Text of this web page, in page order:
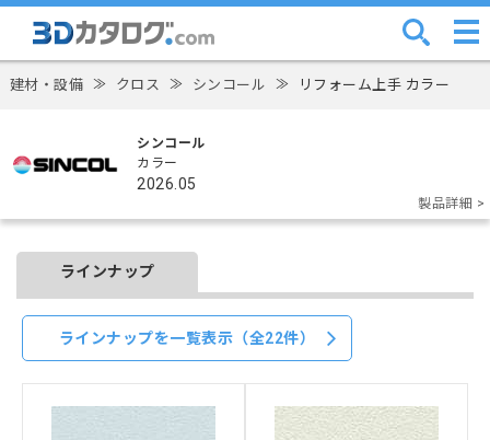
建材・設備 ≫ クロス ≫ シンコール ≫ リフォーム上手 カラー
シンコール
カラー
2026.05
製品詳細 >
ラインナップ
ラインナップを一覧表示（全22件）